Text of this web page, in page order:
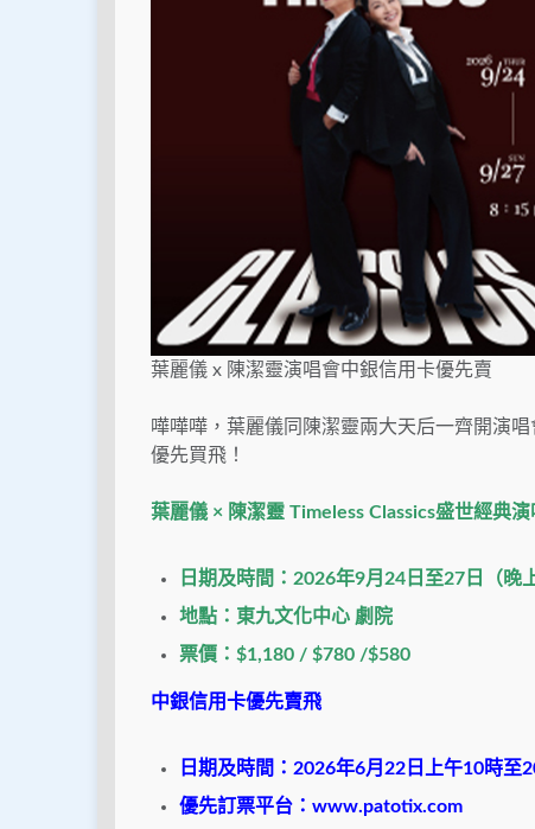
葉麗儀 x 陳潔靈演唱會中銀信用卡優先賣
嘩嘩嘩，葉麗儀同陳潔靈兩大天后一齊開演
優先買飛！
葉麗儀 × 陳潔靈 Timeless Classics盛世經典
日期及時間：2026年9月24日至27日（晚
地點：東九文化中心 劇院
票價：$1,180 / $780 /$580
中銀信用卡優先賣飛
日期及時間：2026年6月22日上午10時至
優先訂票平台： www.patotix.com